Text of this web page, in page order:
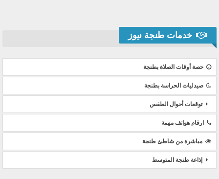
خدمات طنجة نيوز
حصة أوقات الصلاة بطنجة
صيدليات الحراسة بطنجة
توقعات أحوال الطقس
ارقام هواتف مهمة
مباشرة من شاطئ طنجة
إذاعة طنجة المتوسط